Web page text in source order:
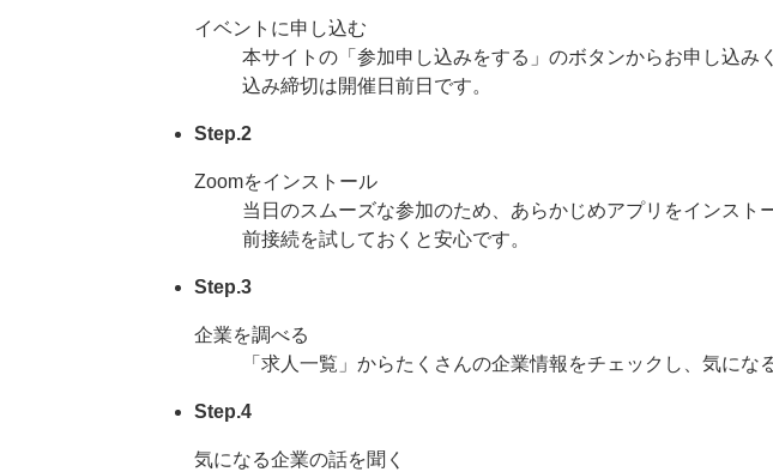
イベントに申し込む
本サイトの「参加申し込みをする」のボタンからお申し込
込み締切は開催日前日です。
Step.2
Zoomをインストール
当日のスムーズな参加のため、あらかじめアプリをインスト
前接続を試しておくと安心です。
Step.3
企業を調べる
「求人一覧」からたくさんの企業情報をチェックし、気にな
Step.4
気になる企業の話を聞く